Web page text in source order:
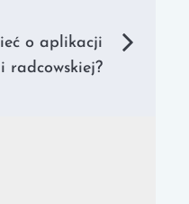
o aplikacji
radcowskiej?